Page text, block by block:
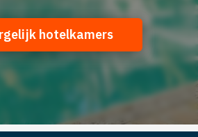
hotelkamers